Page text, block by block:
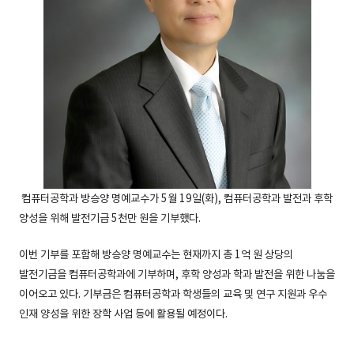
컴퓨터공학과 방승양 명예교수가 5월 19일(화), 컴퓨터공학과 발전과 후학
양성을 위해 발전기금 5천만 원을 기부했다.
이번 기부를 포함해 방승양 명예교수는 현재까지 총 1억 원 상당의
발전기금을 컴퓨터공학과에 기부하며, 후학 양성과 학과 발전을 위한 나눔을
이어오고 있다. 기부금은 컴퓨터공학과 학생들의 교육 및 연구 지원과 우수
인재 양성을 위한 장학 사업 등에 활용될 예정이다.